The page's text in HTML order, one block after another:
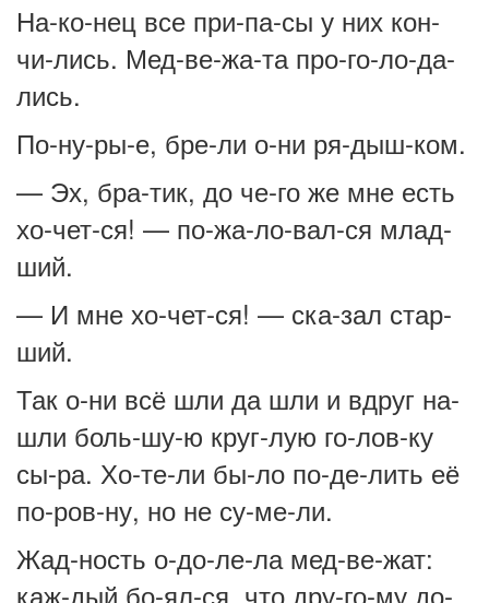
На-ко-нец все при-па-сы у них кон-
чи-лись. Мед-ве-жа-та про-го-ло-да-
лись.
По-ну-ры-е, бре-ли о-ни ря-дыш-ком.
— Эх, бра-тик, до че-го же мне есть
хо-чет-ся! — по-жа-ло-вал-ся млад-
ший.
— И мне хо-чет-ся! — ска-зал стар-
ший.
Так о-ни всё шли да шли и вдруг на-
шли боль-шу-ю круг-лую го-лов-ку
сы-ра. Хо-те-ли бы-ло по-де-лить её
по-ров-ну, но не су-ме-ли.
Жад-ность о-до-ле-ла мед-ве-жат:
каж-дый бо-ял-ся, что дру-го-му до-